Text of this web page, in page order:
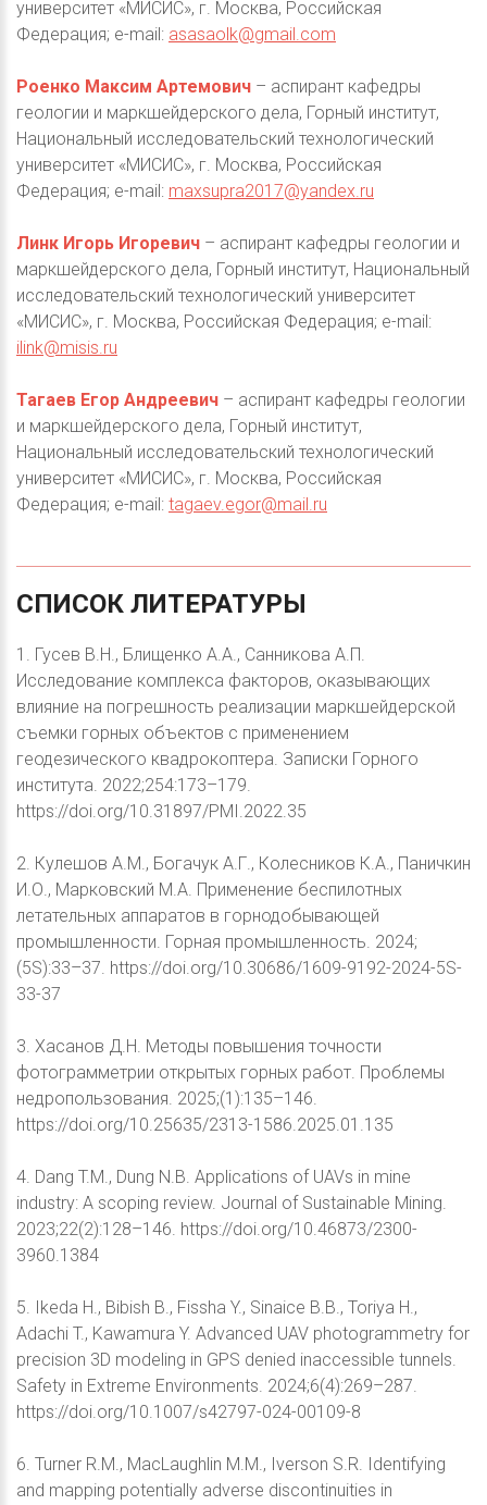
университет «МИСИС», г. Москва, Российская
Федерация; e-mail: asasaolk@gmail.com
Роенко Максим Артемович – аспирант кафедры
геологии и маркшейдерского дела, Горный институт,
Национальный исследовательский технологический
университет «МИСИС», г. Москва, Российская
Федерация; e-mail: maxsupra2017@yandex.ru
Линк Игорь Игоревич – аспирант кафедры геологии и
маркшейдерского дела, Горный институт, Национальный
исследовательский технологический университет
«МИСИС», г. Москва, Российская Федерация; e-mail:
ilink@misis.ru
Тагаев Егор Андреевич – аспирант кафедры геологии
и маркшейдерского дела, Горный институт,
Национальный исследовательский технологический
университет «МИСИС», г. Москва, Российская
Федерация; e-mail: tagaev.egor@mail.ru
СПИСОК ЛИТЕРАТУРЫ
1. Гусев В.Н., Блищенко А.А., Санникова А.П.
Исследование комплекса факторов, оказывающих
влияние на погрешность реализации маркшейдерской
съемки горных объектов с применением
геодезического квадрокоптера. Записки Горного
института. 2022;254:173–179.
https://doi.org/10.31897/PMI.2022.35
2. Кулешов А.М., Богачук А.Г., Колесников К.А., Паничкин
И.О., Марковский М.А. Применение беспилотных
летательных аппаратов в горнодобывающей
промышленности. Горная промышленность. 2024;
(5S):33–37. https://doi.org/10.30686/1609-9192-2024-5S-
33-37
3. Хасанов Д.Н. Методы повышения точности
фотограмметрии открытых горных работ. Проблемы
недропользования. 2025;(1):135–146.
https://doi.org/10.25635/2313-1586.2025.01.135
4. Dang T.M., Dung N.B. Applications of UAVs in mine
industry: A scoping review. Journal of Sustainable Mining.
2023;22(2):128–146. https://doi.org/10.46873/2300-
3960.1384
5. Ikeda H., Bibish B., Fissha Y., Sinaice B.B., Toriya H.,
Adachi T., Kawamura Y. Advanced UAV photogrammetry for
precision 3D modeling in GPS denied inaccessible tunnels.
Safety in Extreme Environments. 2024;6(4):269–287.
https://doi.org/10.1007/s42797-024-00109-8
6. Turner R.M., MacLaughlin M.M., Iverson S.R. Identifying
and mapping potentially adverse discontinuities in